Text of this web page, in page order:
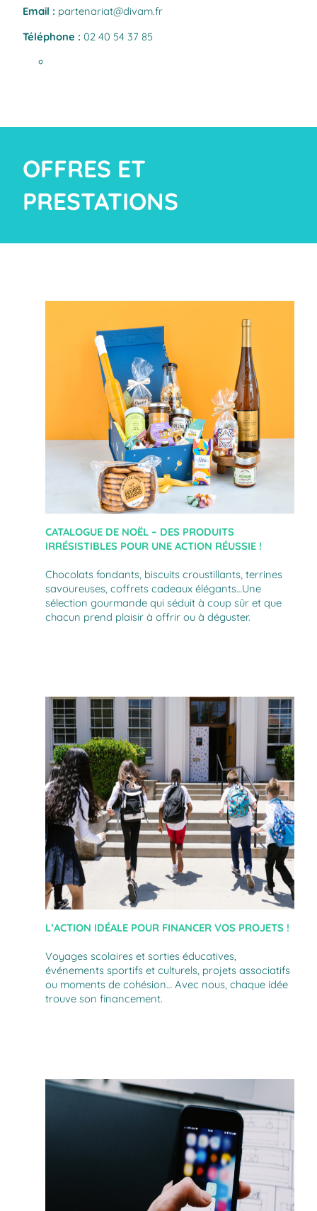
Email : partenariat@divam.fr
Téléphone : 02 40 54 37 85
OFFRES ET
PRESTATIONS
CATALOGUE DE NOËL – DES PRODUITS
IRRÉSISTIBLES POUR UNE ACTION RÉUSSIE !
Chocolats fondants, biscuits croustillants, terrines
savoureuses, coffrets cadeaux élégants…Une
sélection gourmande qui séduit à coup sûr et que
chacun prend plaisir à offrir ou à déguster.
L’ACTION IDÉALE POUR FINANCER VOS PROJETS !
Voyages scolaires et sorties éducatives,
événements sportifs et culturels, projets associatifs
ou moments de cohésion… Avec nous, chaque idée
trouve son financement.